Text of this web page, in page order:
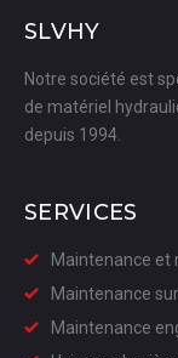
SLVHY
Notre société est
de matériel
depuis 1994.
SERVICES
Maintenance et
Maintenance
Maintenance